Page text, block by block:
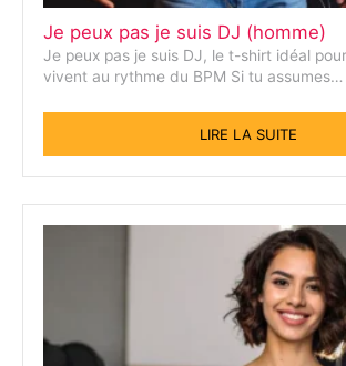
Je peux pas je suis DJ (homme)
Je peux pas je suis DJ, le t-shirt idéal
vivent au rythme du BPM Si tu assumes…
LIRE LA SUITE